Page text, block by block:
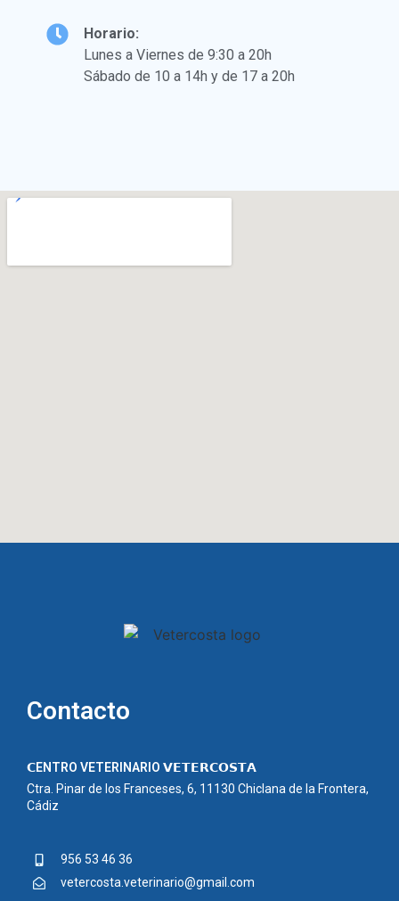
Horario:
Lunes a Viernes de 9:30 a 20h
Sábado de 10 a 14h y de 17 a 20h
Contacto
𝗖ENTRO VETERINARIO 𝗩𝗘𝗧𝗘𝗥𝗖𝗢𝗦𝗧𝗔
Ctra. Pinar de los Franceses, 6, 11130 Chiclana de la Frontera,
Cádiz
956 53 46 36
vetercosta.veterinario@gmail.com